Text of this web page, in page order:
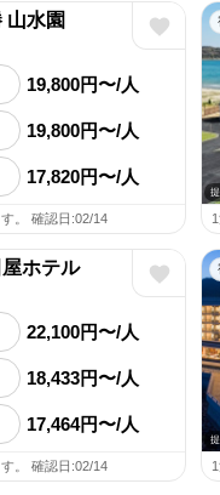
山水園
19,800円〜/人
19,800円〜/人
17,820円〜/人
。 確認日:02/14
ホテル
22,100円〜/人
18,433円〜/人
17,464円〜/人
。 確認日:02/14